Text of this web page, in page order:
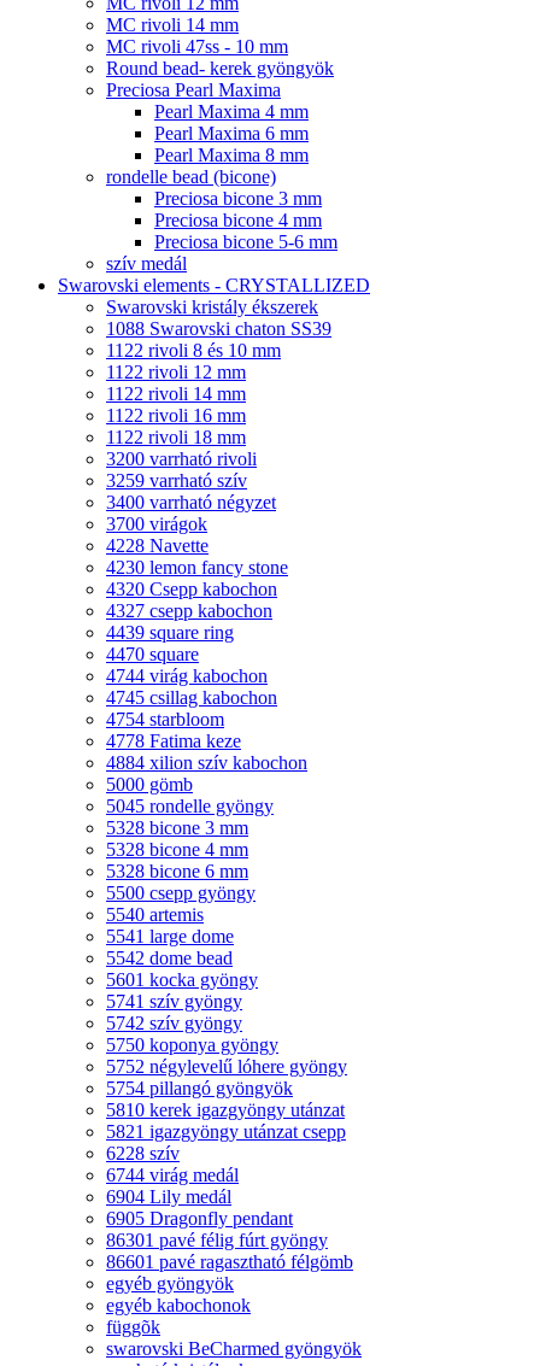
MC rivoli 14 mm
MC rivoli 47ss - 10 mm
Round bead- kerek gyöngyök
Preciosa Pearl Maxima
Pearl Maxima 4 mm
Pearl Maxima 6 mm
Pearl Maxima 8 mm
rondelle bead (bicone)
Preciosa bicone 3 mm
Preciosa bicone 4 mm
Preciosa bicone 5-6 mm
szív medál
Swarovski elements - CRYSTALLIZED
Swarovski kristály ékszerek
1088 Swarovski chaton SS39
1122 rivoli 8 és 10 mm
1122 rivoli 12 mm
1122 rivoli 14 mm
1122 rivoli 16 mm
1122 rivoli 18 mm
3200 varrható rivoli
3259 varrható szív
3400 varrható négyzet
3700 virágok
4228 Navette
4230 lemon fancy stone
4320 Csepp kabochon
4327 csepp kabochon
4439 square ring
4470 square
4744 virág kabochon
4745 csillag kabochon
4754 starbloom
4778 Fatima keze
4884 xilion szív kabochon
5000 gömb
5045 rondelle gyöngy
5328 bicone 3 mm
5328 bicone 4 mm
5328 bicone 6 mm
5500 csepp gyöngy
5540 artemis
5541 large dome
5542 dome bead
5601 kocka gyöngy
5741 szív gyöngy
5742 szív gyöngy
5750 koponya gyöngy
5752 négylevelű lóhere gyöngy
5754 pillangó gyöngyök
5810 kerek igazgyöngy utánzat
5821 igazgyöngy utánzat csepp
6228 szív
6744 virág medál
6904 Lily medál
6905 Dragonfly pendant
86301 pavé félig fúrt gyöngy
86601 pavé ragasztható félgömb
egyéb gyöngyök
egyéb kabochonok
függõk
swarovski BeCharmed gyöngyök